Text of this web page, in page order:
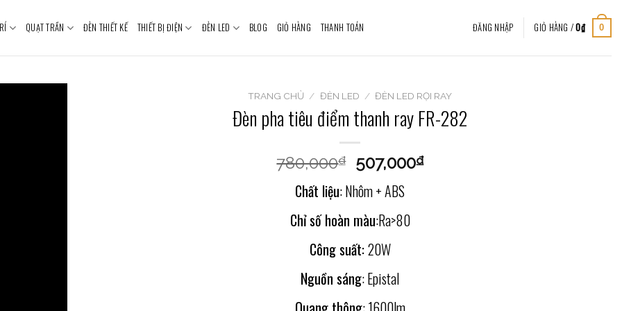
QUẠT TRẦN ĐÈN THIẾT KẾ THIẾT BỊ ĐIỆN ĐÈN LED BLOG GIỎ HÀNG THANH TOÁN ĐĂNG NHẬP GIỎ HÀNG /0₫ 0
TRANG CHỦ / ĐÈN LED / ĐÈN LED RỌI RAY
Đèn pha tiêu điểm thanh ray FR-282
780,000₫ 507,000₫
Chất liệu: Nhôm + ABS
Chỉ số hoàn màu:Ra>80
Công suất:20W
Nguồn sáng: Epistal